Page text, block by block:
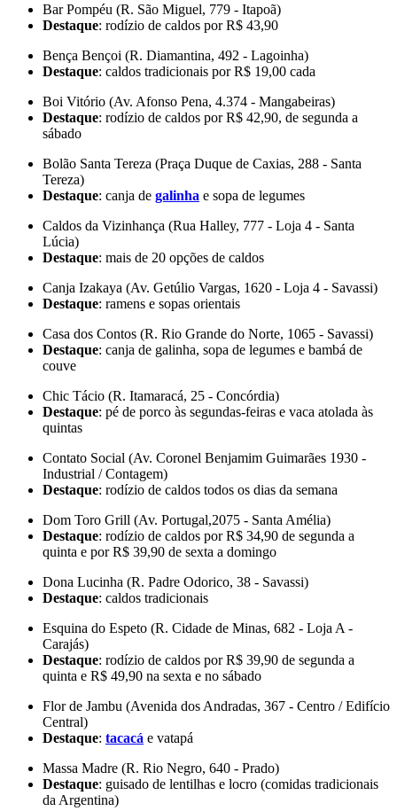
Bar Pompéu (R. São Miguel, 779 - Itapoã)
Destaque: rodízio de caldos por R$ 43,90
Bença Bençoi (R. Diamantina, 492 - Lagoinha)
Destaque: caldos tradicionais por R$ 19,00 cada
Boi Vitório (Av. Afonso Pena, 4.374 - Mangabeiras)
Destaque: rodízio de caldos por R$ 42,90, de segunda a
sábado
Bolão Santa Tereza (Praça Duque de Caxias, 288 - Santa
Tereza)
Destaque: canja de galinha e sopa de legumes
Caldos da Vizinhança (Rua Halley, 777 - Loja 4 - Santa
Lúcia)
Destaque: mais de 20 opções de caldos
Canja Izakaya (Av. Getúlio Vargas, 1620 - Loja 4 - Savassi)
Destaque: ramens e sopas orientais
Casa dos Contos (R. Rio Grande do Norte, 1065 - Savassi)
Destaque: canja de galinha, sopa de legumes e bambá de
couve
Chic Tácio (R. Itamaracá, 25 - Concórdia)
Destaque: pé de porco às segundas-feiras e vaca atolada às
quintas
Contato Social (Av. Coronel Benjamim Guimarães 1930 -
Industrial / Contagem)
Destaque: rodízio de caldos todos os dias da semana
Dom Toro Grill (Av. Portugal,2075 - Santa Amélia)
Destaque: rodízio de caldos por R$ 34,90 de segunda a
quinta e por R$ 39,90 de sexta a domingo
Dona Lucinha (R. Padre Odorico, 38 - Savassi)
Destaque: caldos tradicionais
Esquina do Espeto (R. Cidade de Minas, 682 - Loja A -
Carajás)
Destaque: rodízio de caldos por R$ 39,90 de segunda a
quinta e R$ 49,90 na sexta e no sábado
Flor de Jambu (Avenida dos Andradas, 367 - Centro / Edifício
Central)
Destaque: tacacá e vatapá
Massa Madre (R. Rio Negro, 640 - Prado)
Destaque: guisado de lentilhas e locro (comidas tradicionais
da Argentina)